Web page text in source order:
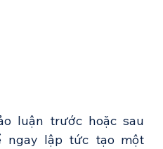
luận trước hoặc sau
ngay lập tức tạo một